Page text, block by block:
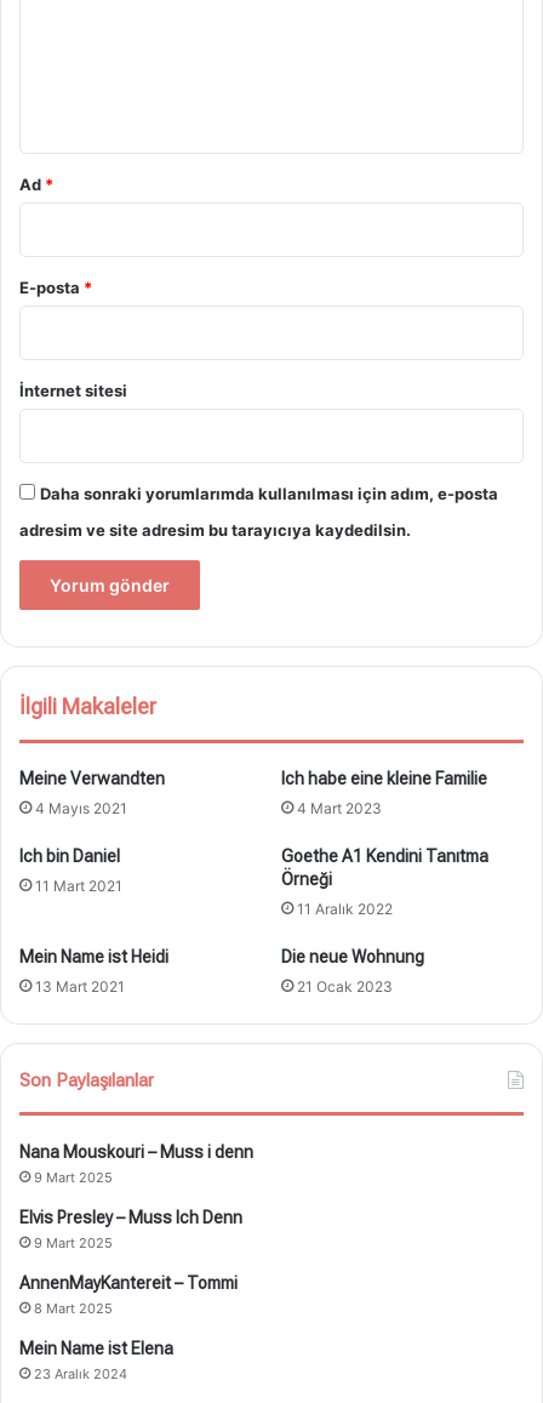
Ad *
E-posta *
İnternet sitesi
Daha sonraki yorumlarımda kullanılması için adım, e-posta
adresim ve site adresim bu tarayıcıya kaydedilsin.
İlgili Makaleler
Meine Verwandten
4 Mayıs 2021
Ich habe eine kleine Familie
4 Mart 2023
Ich bin Daniel
11 Mart 2021
Goethe A1 Kendini Tanıtma
Örneği
11 Aralık 2022
Mein Name ist Heidi
13 Mart 2021
Die neue Wohnung
21 Ocak 2023
Son Paylaşılanlar
Nana Mouskouri – Muss i denn
9 Mart 2025
Elvis Presley – Muss Ich Denn
9 Mart 2025
AnnenMayKantereit – Tommi
8 Mart 2025
Mein Name ist Elena
23 Aralık 2024